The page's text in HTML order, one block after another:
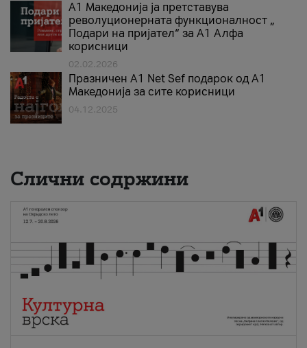
А1 Македонија ја претставува
револуционерната функционалност „
Подари на пријател“ за А1 Алфа
корисници
02.02.2026
Празничен A1 Net Sеf подарок од А1
Македонија за сите корисници
04.12.2025
Слични содржини